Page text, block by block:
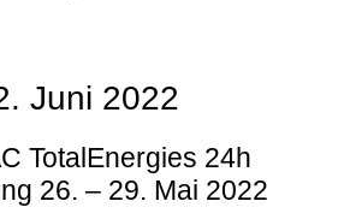
Juni 2022
TotalEnergies 24h
26. – 29. Mai 2022